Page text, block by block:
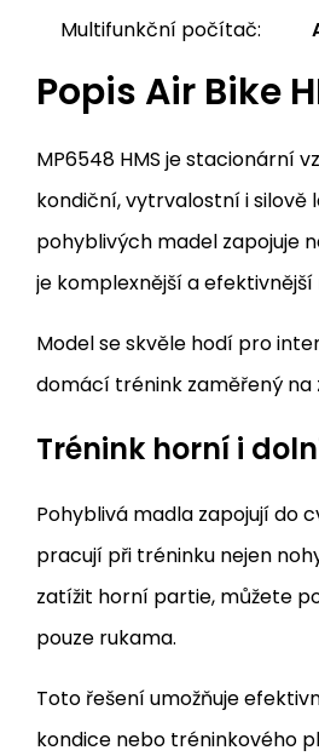
Multifunkční počítač:
Popis Air Bike
MP6548 HMS je stacionární
kondiční, vytrvalostní i silově
pohyblivých madel zapojuje
je komplexnější a
Model se skvěle hodí pro
domácí trénink zaměřený na
Trénink horní i
Pohyblivá madla zapojují do
pracují při tréninku nejen
zatížit horní partie, můžete
pouze rukama.
Toto řešení umožňuje
kondice nebo tréninkového